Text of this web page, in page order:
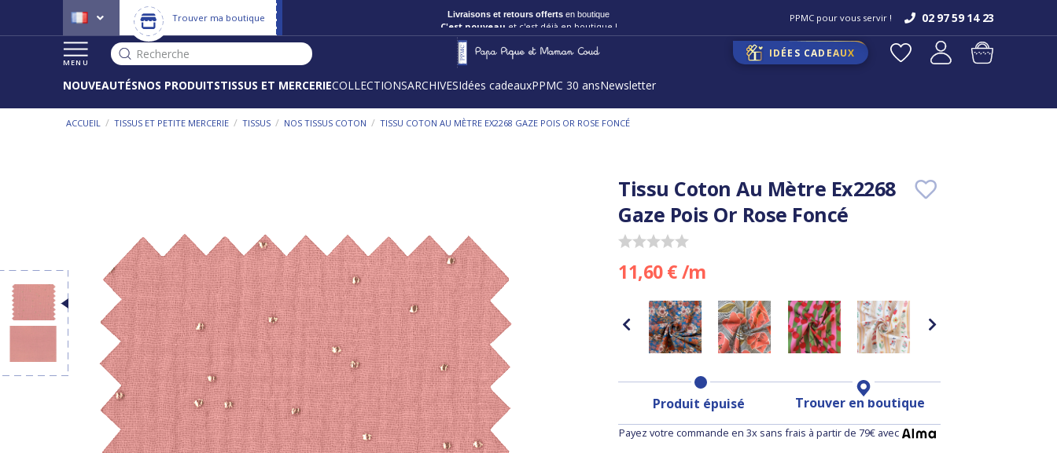
Trouver ma boutique Livraisons et retours offerts en boutique
C'est nouveau et c'est déjà en boutique !
PPMC pour vous servir ! 02 97 59 14 23
MENU
Recherche IDÉES CADEAUX
NOUVEAUTÉSNOS PRODUITSTISSUS ET MERCERIECOLLECTIONSARCHIVESIdées cadeauxPPMC 30 ansNewsletter
ACCUEIL / TISSUS ET PETITE MERCERIE / TISSUS / NOS TISSUS COTON / TISSU COTON AU MÈTRE EX2268 GAZE POIS OR ROSE FONCÉ
Tissu Coton Au Mètre Ex2268
Gaze Pois Or Rose Foncé
11,60 € /m
Produit épuisé Trouver en boutique
Payez votre commande en 3x sans frais à partir de 79€ avec